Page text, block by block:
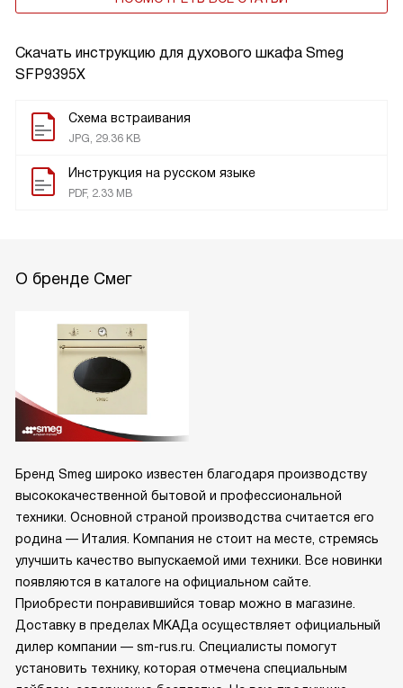
Скачать инструкцию для духового шкафа Smeg
SFP9395X
Схема встраивания
JPG, 29.36 KB
Инструкция на русском языке
PDF, 2.33 MB
О бренде Смег
Бренд Smeg широко известен благодаря производству
высококачественной бытовой и профессиональной
техники. Основной страной производства считается его
родина — Италия. Компания не стоит на месте, стремясь
улучшить качество выпускаемой ими техники. Все новинки
появляются в каталоге на официальном сайте.
Приобрести понравившийся товар можно в магазине.
Доставку в пределах МКАДа осуществляет официальный
дилер компании — sm-rus.ru. Специалисты помогут
установить технику, которая отмечена специальным